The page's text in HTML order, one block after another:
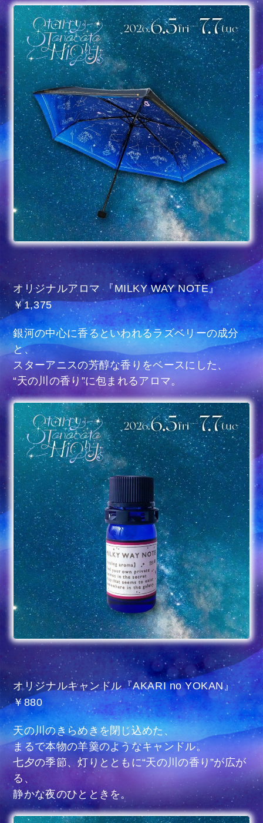
オリジナルアロマ 『MILKY WAY NOTE』
￥1,375
銀河の中心に香るといわれるラズベリーの成分
と、
スターアニスの芳醇な香りをベースにした、
“天の川の香り”に包まれるアロマ。
オリジナルキャンドル『AKARI no YOKAN』
￥880
天の川のきらめきを閉じ込めた、
まるで本物の羊羹のようなキャンドル。
七夕の季節、灯りとともに“天の川の香り”が広が
る、
静かな夜のひとときを。